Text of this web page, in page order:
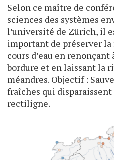
Selon ce maître de
sciences des systèmes
l’université de Zürich, il
important de préserver
cours d’eau en renonçant
bordure et en laissant la
méandres. Objectif :
fraîches qui
rectiligne.